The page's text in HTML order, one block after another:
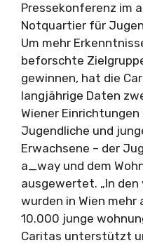
Pressekonferenz im
Notquartier für
Um mehr
beforschte
gewinnen, hat die
langjährige Daten
Wiener
Jugendliche und
Erwachsene – der
a_way und dem
ausgewertet. „In
wurden in Wien mehr
10.000 junge
Caritas unterstützt